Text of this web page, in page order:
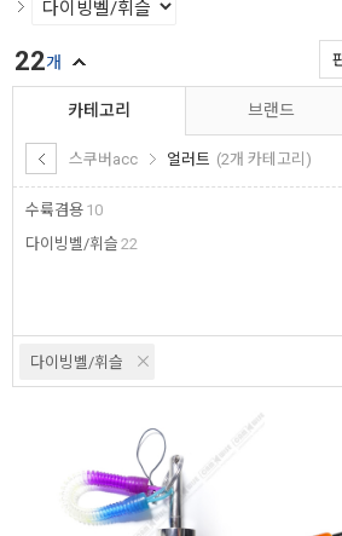
카테고리
스쿠버acc 얼러트 (2개 카테고리)
수륙겸용 10
다이빙벨/휘슬 22
브랜드
다이빙벨/휘슬
22개